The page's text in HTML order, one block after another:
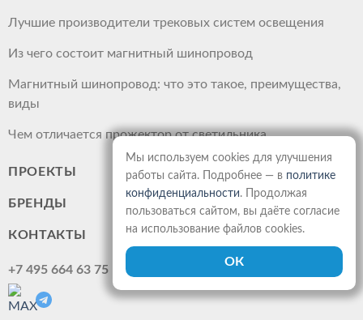
Лучшие производители трековых систем освещения
Из чего состоит магнитный шинопровод
Магнитный шинопровод: что это такое, преимущества,
виды
Чем отличается прожектор от светильника
ПРОЕКТЫ
БРЕНДЫ
КОНТАКТЫ
+7 495 664 63 75
Мы используем cookies для улучшения
работы сайта. Подробнее — в политике
конфиденциальности. Продолжая
пользоваться сайтом, вы даёте согласие
на использование файлов cookies.